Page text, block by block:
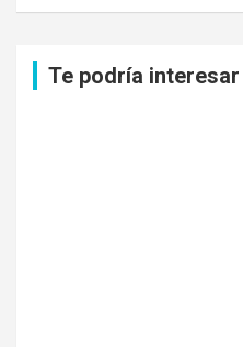
Te podría interesar